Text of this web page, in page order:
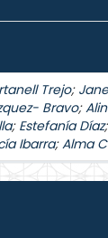
Trejo;
Bravo;
; Estefanía Díaz;
Ibarra;Alma